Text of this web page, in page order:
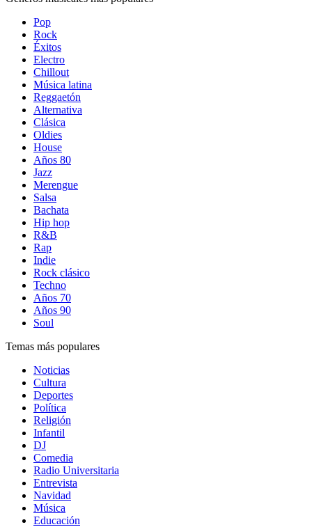
Pop
Rock
Éxitos
Electro
Chillout
Música latina
Reggaetón
Alternativa
Clásica
Oldies
House
Años 80
Jazz
Merengue
Salsa
Bachata
Hip hop
R&B
Rap
Indie
Rock clásico
Techno
Años 70
Años 90
Soul
Temas más populares
Noticias
Cultura
Deportes
Política
Religión
Infantil
DJ
Comedia
Radio Universitaria
Entrevista
Navidad
Música
Educación